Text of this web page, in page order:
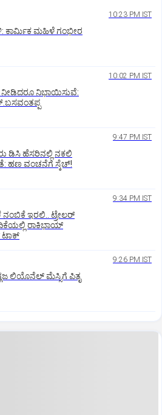
10:23 PM IST
ಕಾರ್ಮಿಕ ಮಹಿಳೆ ಗಂಭೀರ
10:02 PM IST
ನಿಭಾಯಿಸುವೆ:
9:47 PM IST
ಡಿಸಿ ಹೆಸರಿನಲ್ಲಿ ನಕಲಿ
ಹಣ ವಂಚನೆಗೆ ಸ್ಕೆಚ್!
9:34 PM IST
ಇರಲಿ.. ಟ್ರೇಲರ್‌
ರಾಕಿಭಾಯ್‌
ಟಾಕ್
9:26 PM IST
ಲಿಯೊನೆಲ್‌ ಮೆಸ್ಸಿಗೆ ಪಿತೃ